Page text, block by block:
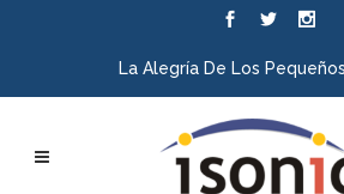
La Alegría De Los